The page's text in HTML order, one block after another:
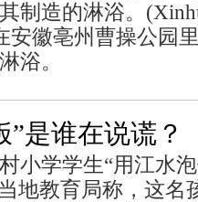
制造的淋浴。
徽亳州曹操公园
浴。
是谁在说谎？
小学学生“用江水
地教育局称，这名